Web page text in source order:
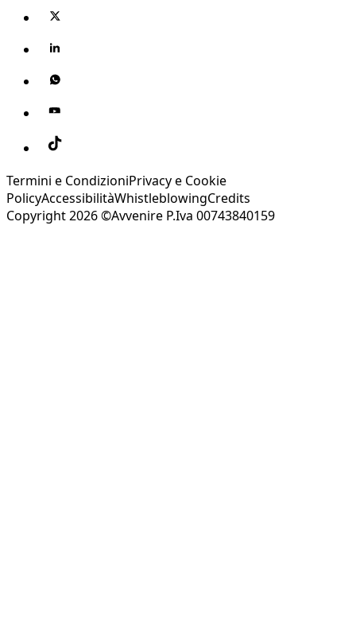
Termini e CondizioniPrivacy e Cookie
PolicyAccessibilitàWhistleblowingCredits
Copyright 2026 ©Avvenire P.Iva 00743840159